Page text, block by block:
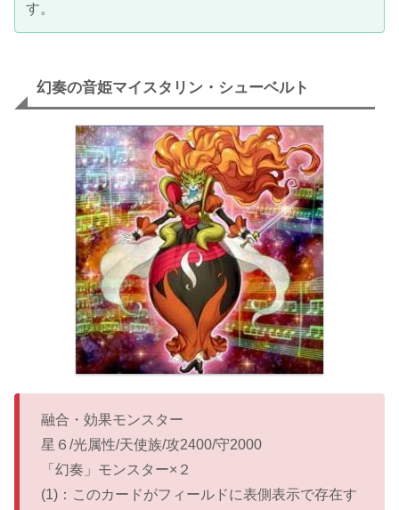
す。
幻奏の音姫マイスタリン・シューベルト
融合・効果モンスター
星６/光属性/天使族/攻2400/守2000
「幻奏」モンスター×２
(1)：このカードがフィールドに表側表示で存在す